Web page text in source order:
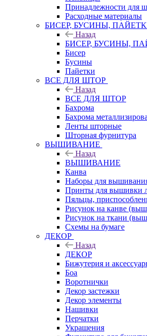
Принадлежности для
Расходные материалы
БИСЕР, БУСИНЫ,
Назад
БИСЕР, БУСИНЫ,
Бисер
Бусины
Пайетки
ВСЕ ДЛЯ ШТОР
Назад
ВСЕ ДЛЯ ШТОР
Бахрома
Бахрома
Ленты шторные
Шторная фурнитура
ВЫШИВАНИЕ
Назад
ВЫШИВАНИЕ
Канва
Наборы для
Принты для вышивки
Пяльцы,
Рисунок на канве
Рисунок на ткани
Схемы на бумаге
ДЕКОР
Назад
ДЕКОР
Бижутерия и
Боа
Воротнички
Декор застежки
Декор элементы
Нашивки
Перчатки
Украшения